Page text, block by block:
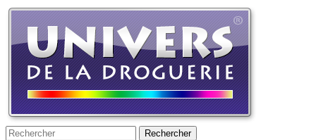
Rechercher